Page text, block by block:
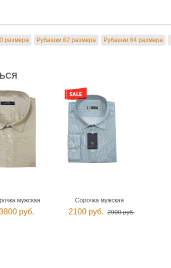
размера Рубашки 62 размера Рубашки 64 размера
мужская
руб.
Сорочка мужская
2100 руб. 2900 руб.